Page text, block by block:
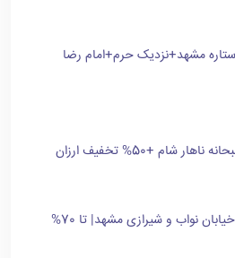
مشهد+نزدیک حرم+امام رضا
+50% تخفیف ارزان
اجاره و لیست سوئیت ها در خیابان نواب و شیرازی مشهد| تا 70%